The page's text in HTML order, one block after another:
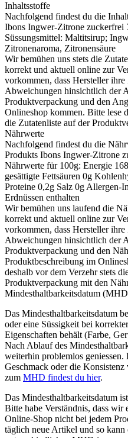
Inhaltsstoffe
Nachfolgend findest du die
Ibons Ingwer-Zitrone zuckerfrei
Süssungsmittel: Maltitsirup;
Zitronenaroma, Zitronensäure
Wir bemühen uns stets die
korrekt und aktuell online zur
vorkommen, dass Hersteller
Abweichungen hinsichtlich der
Produktverpackung und den
Onlineshop kommen. Bitte lese
die Zutatenliste auf der
Nährwerte
Nachfolgend findest du die
Produkts Ibons Ingwer-Zitrone
Nährwerte für 100g: Energie
gesättigte Fettsäuren 0g
Proteine 0,2g Salz 0g Allergen-
Erdnüssen enthalten
Wir bemühen uns laufend die
korrekt und aktuell online zur
vorkommen, dass Hersteller
Abweichungen hinsichtlich der
Produktverpackung und den
Produktbeschreibung im
deshalb vor dem Verzehr stets
Produktverpackung mit den
Mindesthaltbarkeitsdatum
Das Mindesthaltbarkeitsdatum
oder eine Süssigkeit bei
Eigenschaften behält (Farbe,
Nach Ablauf des
weiterhin problemlos geniessen.
Geschmack oder die
zum MHD findest du hier.
Das Mindesthaltbarkeitsdatum
Bitte habe Verständnis, dass wir
Online-Shop nicht bei jedem
täglich neue Artikel und so